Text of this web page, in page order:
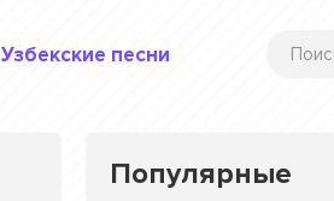
Узбекские песни
Популярные